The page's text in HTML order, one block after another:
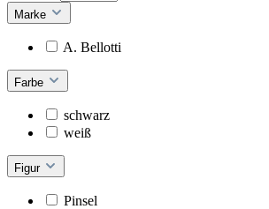
Marke
A. Bellotti
Farbe
schwarz
weiß
Figur
Pinsel